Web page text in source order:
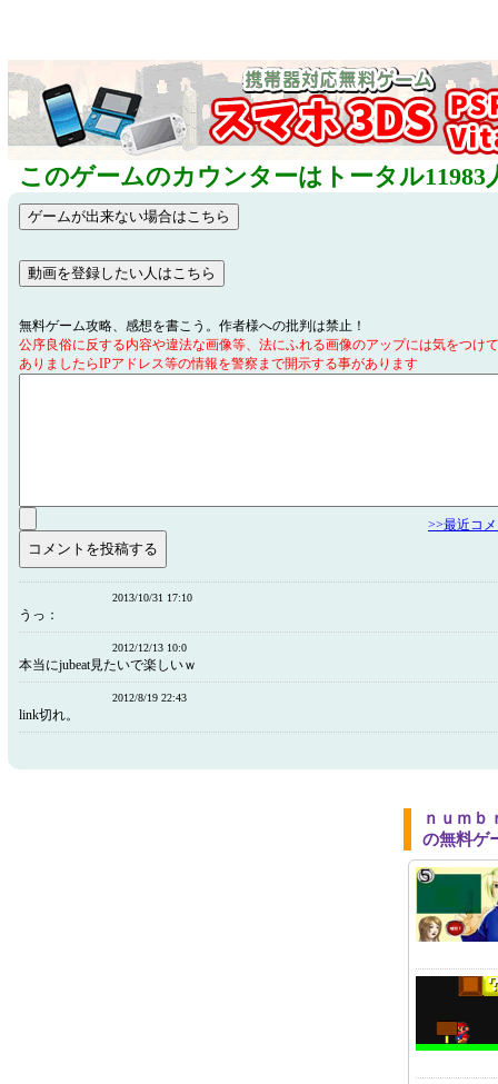
このゲームのカウンターはトータル11983
無料ゲーム攻略、感想を書こう。作者様への批判は禁止！
公序良俗に反する内容や違法な画像等、法にふれる画像のアップには気をつけ
ありましたらIPアドレス等の情報を警察まで開示する事があります
>>最近コ
2013/10/31 17:10
うっ：
2012/12/13 10:0
本当にjubeat見たいで楽しいｗ
2012/8/19 22:43
link切れ。
ｎｕｍｂ
の無料ゲ